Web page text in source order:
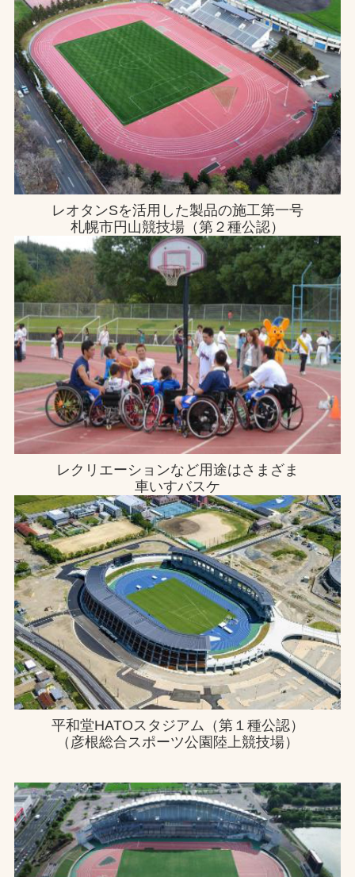
レオタンSを活用した製品の施工第一号
札幌市円山競技場（第２種公認）
レクリエーションなど用途はさまざま
車いすバスケ
平和堂HATOスタジアム（第１種公認）
（彦根総合スポーツ公園陸上競技場）